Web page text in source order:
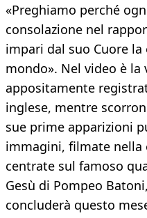
«Preghiamo perché
consolazione nel
impari dal suo Cuore
mondo». Nel video è la
appositamente
inglese, mentre
sue prime apparizioni
immagini, filmate nella
centrate sul famoso
Gesù di Pompeo
concluderà questo